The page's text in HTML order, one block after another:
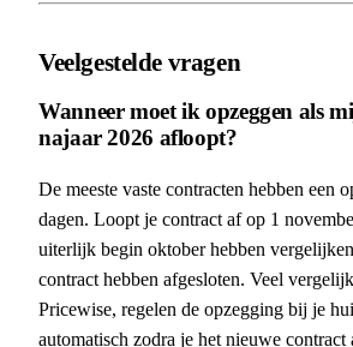
Veelgestelde vragen
Wanneer moet ik opzeggen als
najaar 2026 afloopt?
De meeste vaste contracten hebben een
dagen. Loopt je contract af op 1
uiterlijk begin oktober hebben
contract hebben afgesloten. Veel
Pricewise, regelen de opzegging bij je
automatisch zodra je het nieuwe